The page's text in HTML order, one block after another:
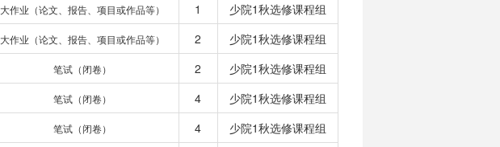
大作业（论文、报告、项目或作品等） 1
少院1秋选修课程组
大作业（论文、报告、项目或作品等） 2
少院1秋选修课程组
笔试（闭卷） 2
少院1秋选修课程组
笔试（闭卷） 4
少院1秋选修课程组
笔试（闭卷） 4
少院1秋选修课程组